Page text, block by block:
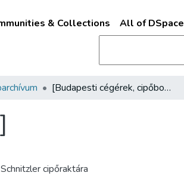
& Collections All of DSpace
[Budapesti cégérek, cipőbolt]
cipőraktára